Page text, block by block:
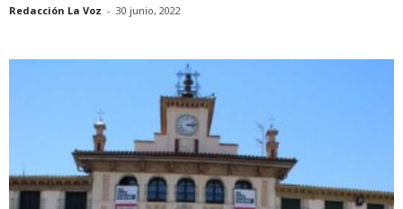
Redacción La Voz - 30 junio, 2022